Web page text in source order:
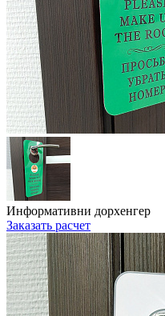
Информативни дорхенгер
Заказать расчет